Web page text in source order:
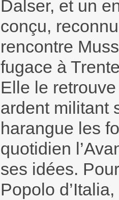
Dalser, et un
conçu,
rencontre
fugace à
Elle le
ardent militant
harangue les
quotidien
ses idées.
Popolo